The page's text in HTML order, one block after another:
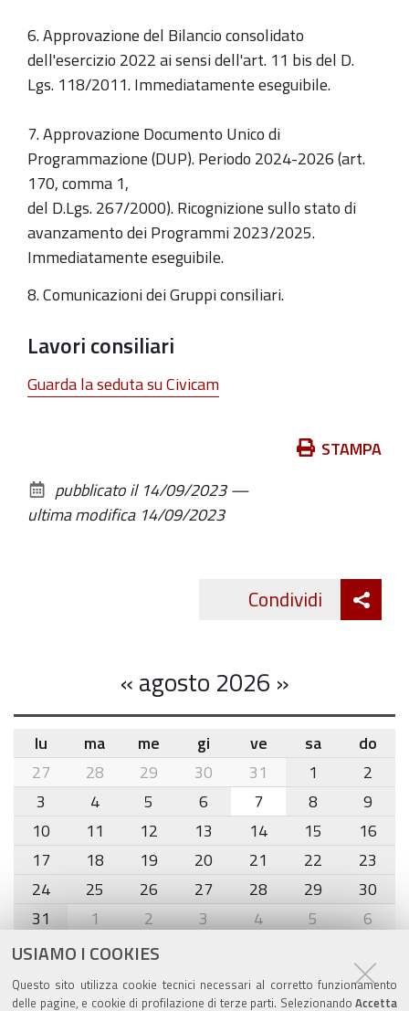
USIAMO I COOKIES
Questo sito utilizza cookie tecnici necessari al corretto funzionamento
delle pagine, e cookie di profilazione di terze parti. Selezionando Accetta
6. Approvazione del Bilancio consolidato
dell'esercizio 2022 ai sensi dell'art. 11 bis del D.
Lgs. 118/2011. Immediatamente eseguibile.
7. Approvazione Documento Unico di
Programmazione (DUP). Periodo 2024-2026 (art.
170, comma 1,
del D.Lgs. 267/2000). Ricognizione sullo stato di
avanzamento dei Programmi 2023/2025.
Immediatamente eseguibile.
8. Comunicazioni dei Gruppi consiliari.
Lavori consiliari
Guarda la seduta su Civicam
documento
STAMPA
pubblicato il 14/09/2023—
ultima modifica 14/09/2023
Condividi
«agosto 2026 »
month-
8
lu ma me gi ve sa
do
27
28 29 30 31 1
2
3
4 5 6 7 8
9
10
11 12 13 14 15
16
17
18 19 20 21 22
23
24
25 26 27 28 29
30
31
1 2 3 4 5 6
Agenda eventi